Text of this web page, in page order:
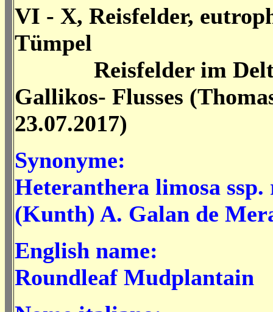
VI - X, Reisfelder,
Tümpel
Reisfelder im
Gallikos- Flusses
23.07.2017)
Synonyme:
Heteranthera limosa
(Kunth) A. Galan de
English name:
Roundleaf Mudplantain